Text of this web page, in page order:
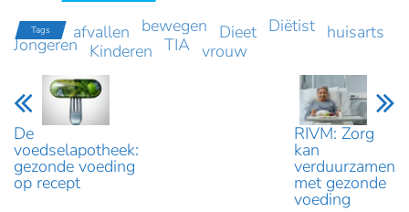
Tags afvallen bewegen Dieet Diëtist huisarts
Jongeren Kinderen TIA vrouw
De
voedselapotheek:
gezonde voeding
op recept
RIVM: Zorg
kan
verduurzamen
met gezonde
voeding